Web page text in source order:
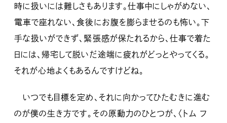
時に扱いには難しさもあります。仕事中にしゃがめない、
電車で座れない、食後にお腹を膨らませるのも怖い。下
手な扱いができず、緊張感が保たれるから、仕事で着た
日には、帰宅して脱いだ途端に疲れがどっとやってくる。
それが心地よくもあるんですけどね。
いつでも目標を定め、それに向かってひたむきに進む
のが僕の生き方です。その原動力のひとつが、〈トム フ